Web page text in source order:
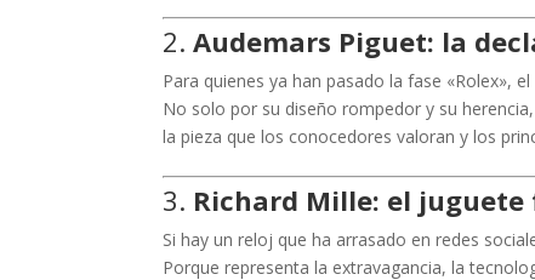
2.Audemars Piguet: la
Para quienes ya han pasado la fase «Rolex»,
No solo por su diseño rompedor y su
la pieza que los conocedores valoran y los
3. Richard Mille: el
Si hay un reloj que ha arrasado en redes
Porque representa la extravagancia, la